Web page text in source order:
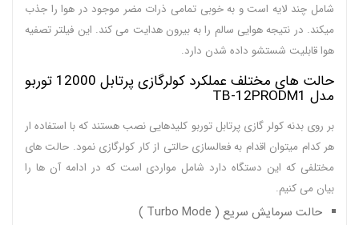
شامل چند لایه است و به خوبی تمامی ذرات مضر موجود در هوا را جذب
میکند. در نتیجه هوایی سالم را به بیرون هدایت می کند. این فیلتر تصفیه
هوا قابلیت شستشو داده شدن دارد.
حالت های مختلف عملکرد کولرگازی پرتابل 12000 توربو
مدل TB-12PRODM1
بر روی بدنه کولر گازی پرتابل توربو کلیدهایی نصب هستند که با استفاده ار
هر کدام میتوان اقدام به فعالسازی حالتی از کار کولرگازی نمود. حالت های
مختلفی که این دستگاه دارد شامل مواردی است که در ادامه آن ها را
بیان می کنیم.
حالت سرمایش سریع ( Turbo Mode )